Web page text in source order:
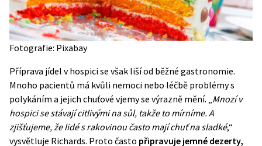
Fotografie: Pixabay
Příprava jídel v hospici se však liší od běžné gastronomie.
Mnoho pacientů má kvůli nemoci nebo léčbě problémy s
polykáním a jejich chuťové vjemy se výrazně mění. „ Mnozí v
hospici se stávají citlivými na sůl, takže to mírníme. A
zjišťujeme, že lidé s rakovinou často mají chuť na sladké,“
vysvětluje Richards. Proto často připravuje jemné dezerty,